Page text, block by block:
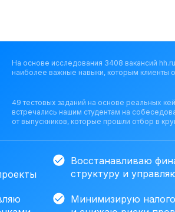
Восстанавливаю
структуру и
На основе исследования 3408 вакансий
наиболее важные навыки, которым клиенты
49 тестовых заданий на основе реальных
встречались нашим студентам на
от выпускников, которые прошли отбор в
Минимизирую